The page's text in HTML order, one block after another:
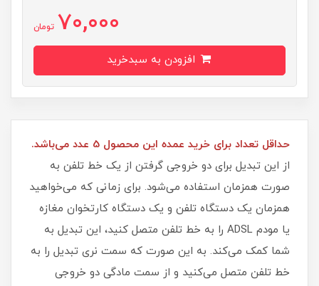
70,000 تومان
حداقل تعداد برای خرید عمده این محصول 5 عدد می‌باشد.
از این تبدیل برای دو خروجی گرفتن از یک خط تلفن به
صورت همزمان استفاده می‌شود. برای زمانی که می‌خواهید
همزمان یک دستگاه تلفن و یک دستگاه کارتخوان مغازه
یا مودم ADSL را به خط تلفن متصل کنید، این تبدیل به
شما کمک می‌کند. به این صورت که سمت نری تبدیل را به
خط تلفن متصل می‌کنید و از سمت مادگی دو خروجی